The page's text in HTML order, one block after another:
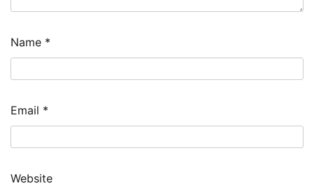
Name *
Email *
Website